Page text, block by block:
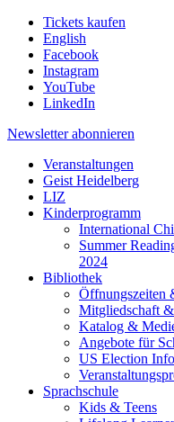
Tickets kaufen
English
Facebook
Instagram
YouTube
LinkedIn
Newsletter abonnieren
Veranstaltungen
Geist Heidelberg
LIZ
Kinderprogramm
International
Summer
2024
Bibliothek
Öffnungszeiten
Mitgliedschaft
Katalog &
Angebote für
US Election Info
Sprachschule
Kids & Teens